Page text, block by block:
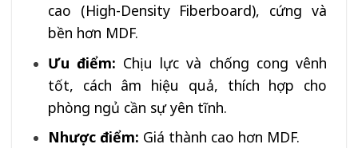
cao (High-Density Fiberboard), cứng và
bền hơn MDF.
Ưu điểm: Chịu lực và chống cong vênh
tốt, cách âm hiệu quả, thích hợp cho
phòng ngủ cần sự yên tĩnh.
Nhược điểm: Giá thành cao hơn MDF.